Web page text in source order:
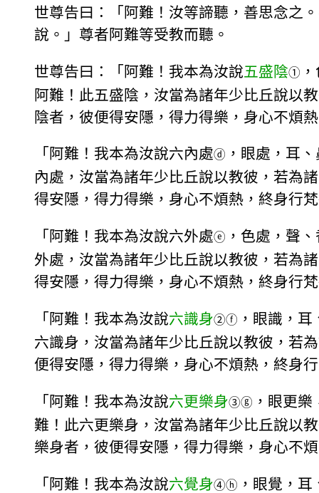
世尊告曰：「阿難！汝等諦聽，善思念之
說。」尊者阿難等受教而聽。
世尊告曰：「阿難！我本為汝說五盛陰①
阿難！此五盛陰，汝當為諸年少比丘說以
陰者，彼便得安隱，得力得樂，身心不煩
「阿難！我本為汝說六內處ⓓ ，眼處，耳
內處，汝當為諸年少比丘說以教彼，若為
得安隱，得力得樂，身心不煩熱，終身行
「阿難！我本為汝說六外處ⓔ ，色處，聲
外處，汝當為諸年少比丘說以教彼，若為
得安隱，得力得樂，身心不煩熱，終身行
「阿難！我本為汝說六識身②ⓕ ，眼識，
六識身，汝當為諸年少比丘說以教彼，若
便得安隱，得力得樂，身心不煩熱，終身
「阿難！我本為汝說六更樂身③ⓖ ，眼更
難！此六更樂身，汝當為諸年少比丘說以
樂身者，彼便得安隱，得力得樂，身心不
「阿難！我本為汝說六覺身④ⓗ ，眼覺，